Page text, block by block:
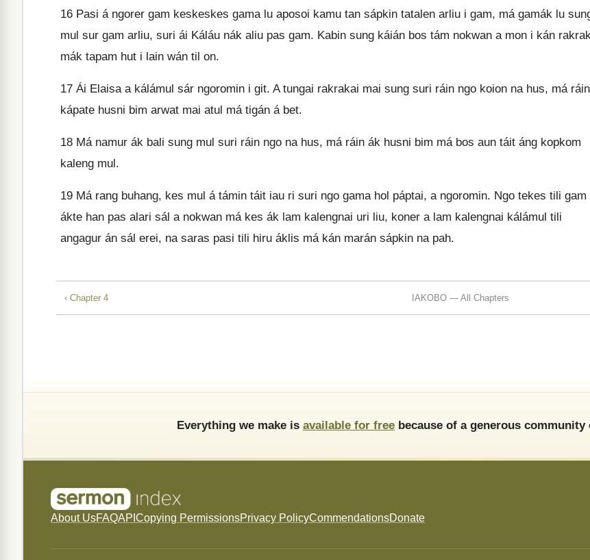
16 Pasi á ngorer gam keskeskes gama lu aposoi kamu tan sápkin tatalen arliu i gam, má gamák lu
mul sur gam arliu, suri ái Káláu nák aliu pas gam. Kabin sung káián bos tám nokwan a mon i kán
mák tapam hut i lain wán til on.
17 Ái Elaisa a kálámul sár ngoromin i git. A tungai rakrakai mai sung suri ráin ngo koion na hus, má ráin
kápate husni bim arwat mai atul má tigán á bet.
18 Má namur ák bali sung mul suri ráin ngo na hus, má ráin ák husni bim má bos aun táit áng kopkom
kaleng mul.
19 Má rang buhang, kes mul á támin táit iau ri suri ngo gama hol páptai, a ngoromin. Ngo tekes tili gam
ákte han pas alari sál a nokwan má kes ák lam kalengnai uri liu, koner a lam kalengnai kálámul tili
angagur án sál erei, na saras pasi tili hiru áklis má kán marán sápkin na pah.
‹ Chapter 4 IAKOBO — All Chapters
Everything we make is available for free because of a generous
About UsFAQAPI Copying PermissionsPrivacy PolicyCommendationsDonate